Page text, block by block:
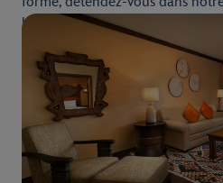
bénéficiez d’un niveau de confort
exceptionnel tout au long de